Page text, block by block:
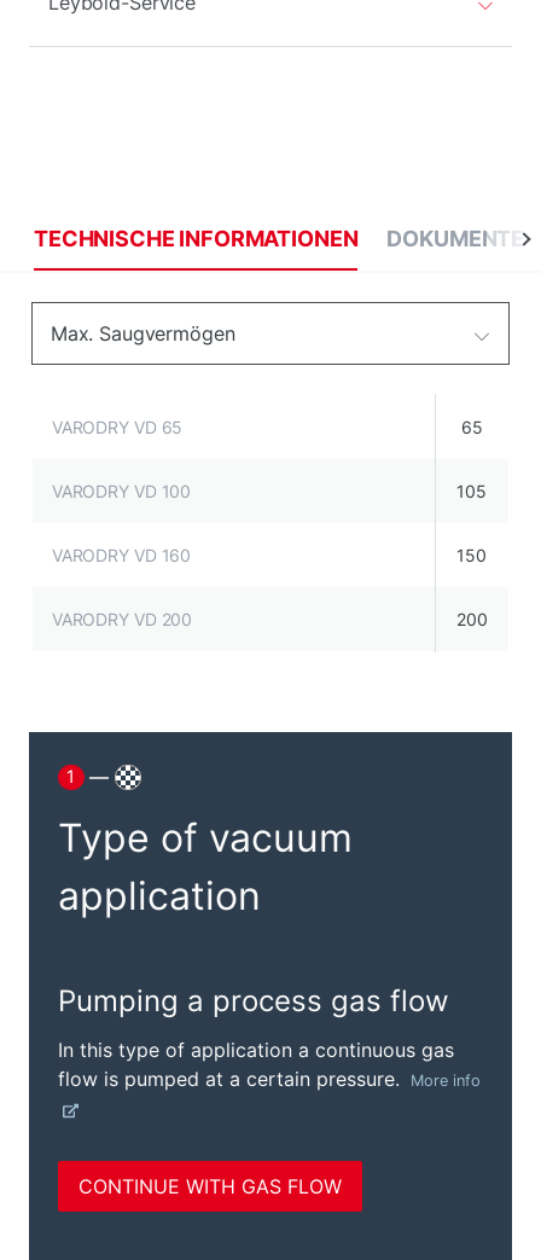
TECHNISCHE INFORMATIONEN DOKUMENTE
Max. Saugvermögen
VARODRY VD 65 65
VARODRY VD 100 105
VARODRY VD 160 150
VARODRY VD 200 200